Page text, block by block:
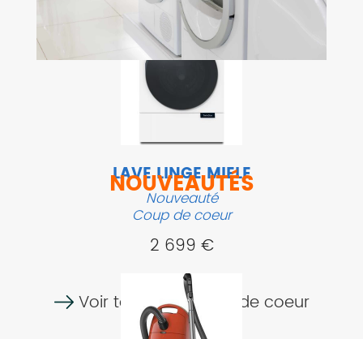
LAVE LINGE MIELE
Nouveauté
Coup de coeur
2 699 €
Voir tous nos coups de coeur
NOUVEAUTÉS